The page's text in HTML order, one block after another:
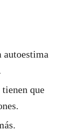
autoestima
que